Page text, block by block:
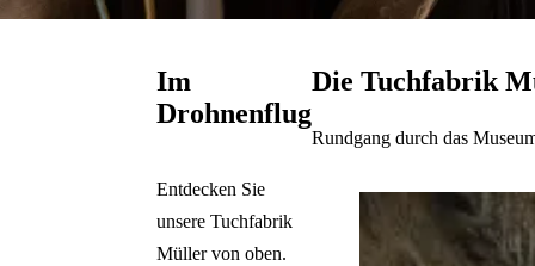
Im
Drohnenflug
Entdecken Sie
unsere Tuchfabrik
Müller von oben.
Die Tuchfabrik
Rundgang durch das
Galerie überspringen